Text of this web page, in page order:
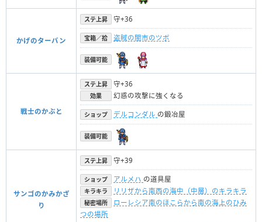
かげのターバン
ステ上昇 守+36
宝箱／拾 盗賊の闇市のツボ
装備可能
戦士のかぶと
ステ上昇 守+36
効果 幻惑の攻撃に強くなる
ショップ デルコンダル の鍛冶屋
装備可能
サンゴのかみかざ
り
ステ上昇 守+39
ショップ アルメハ の道具屋
キラキラ リリザから南西の海中（中層）のキラキラ
秘密場所
ローレシア南のほこらから南の海上のひみ
つの場所